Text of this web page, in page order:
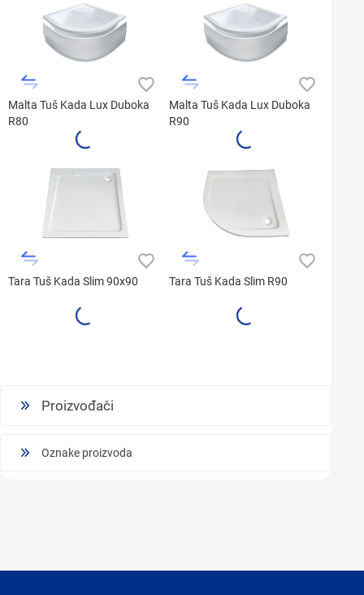
Malta Tuš Kada Lux Duboka
R80
Malta Tuš Kada Lux Duboka
R90
Tara Tuš Kada Slim 90x90 Tara Tuš Kada Slim R90
Proizvođači
Oznake proizvoda